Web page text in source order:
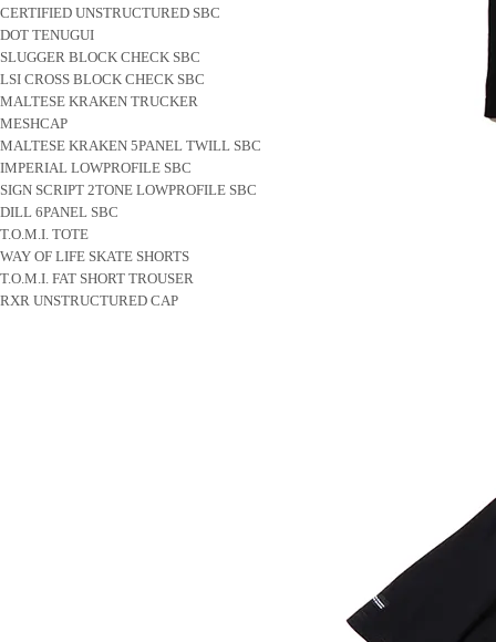
CERTIFIED UNSTRUCTURED SBC
DOT TENUGUI
SLUGGER BLOCK CHECK SBC
LSI CROSS BLOCK CHECK SBC
MALTESE KRAKEN TRUCKER
MESHCAP
MALTESE KRAKEN 5PANEL TWILL SBC
IMPERIAL LOWPROFILE SBC
SIGN SCRIPT 2TONE LOWPROFILE SBC
DILL 6PANEL SBC
T.O.M.I. TOTE
WAY OF LIFE SKATE SHORTS
T.O.M.I. FAT SHORT TROUSER
RXR UNSTRUCTURED CAP